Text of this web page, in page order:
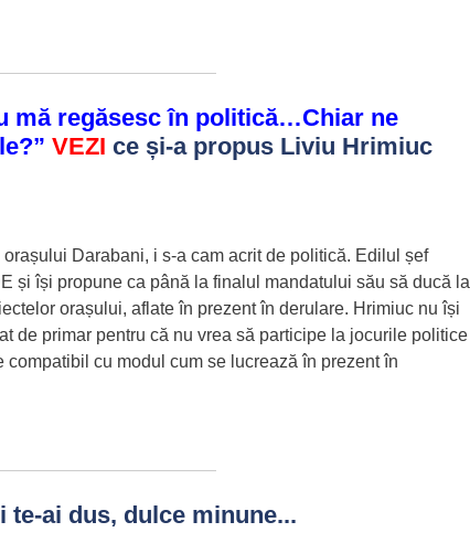
mă regăsesc în politică…Chiar ne
VEZI ce și-a propus Liviu Hrimiuc
Darabani, i s-a cam acrit de politică. Edilul șef
și își propune ca până la finalul mandatului său să ducă la
orașului, aflate în prezent în derulare. Hrimiuc nu își
de primar pentru că nu vrea să participe la jocurile politice
compatibil cu modul cum se lucrează în prezent în
te-ai dus, dulce minune...